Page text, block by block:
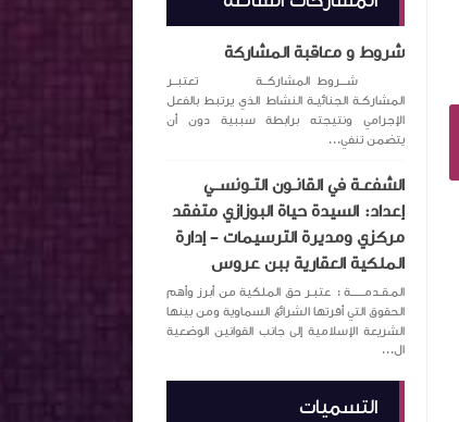
شروط و معاقبة المشاركة
شـــروط المشاركــة تعتبــر
المشاركـة الجنائيـة النشاط الذي يرتبط بالفعل
الإجرامي ونتيجته برابطة سببية دون أن
يتضمن تنفي...
الشفعـة في القانـون التـونســي
إعداد: السيدة حياة البوزازي متفقد
مركزي ومديرة الترسيمات – إدارة
الملكية العقارية ببن عروس
المـقـدمــــــة : عتبـر حق الملكية من أبرز وأهم
الحقوق التي أقرتها الشرائع السماوية ومن بينها
الشريعة الإسلامية إلى جانب القوانين الوضعية
ال...
التسميات